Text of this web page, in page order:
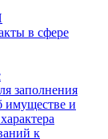
в сфере
заполнения
имуществе и
к